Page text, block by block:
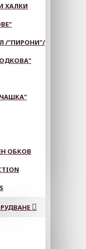
ХАЛКИ
/"ПИРОНИ"/
ОБКОВ